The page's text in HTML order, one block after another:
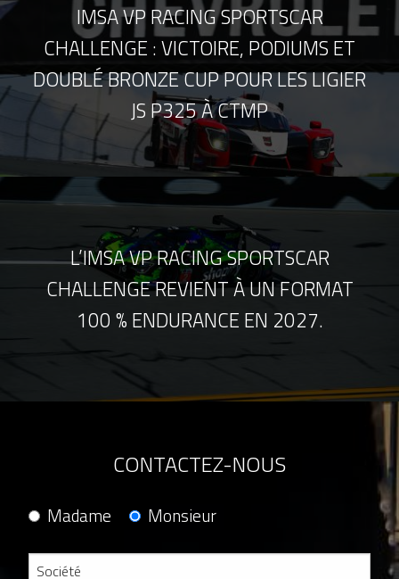
IMSA VP RACING SPORTSCAR
CHALLENGE : VICTOIRE, PODIUMS ET
DOUBLÉ BRONZE CUP POUR LES LIGIER
JS P325 À CTMP
L’IMSA VP RACING SPORTSCAR
CHALLENGE REVIENT À UN FORMAT
100 % ENDURANCE EN 2027.
CONTACTEZ-NOUS
Madame Monsieur